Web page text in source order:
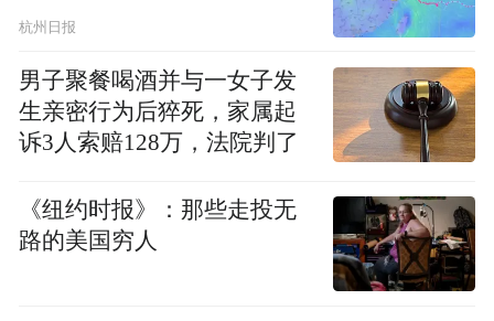
制天然气项目）。
对此，九丰能源回应表示，投资测算未考虑
部分系统模块拟采用“BOT/BOO外包”模式对
项目投资额的影响；成本预测充分考虑了未
来价格上涨因素，取值较为保守；收入预测
充分考虑了气价下行风险，取值合理偏保
守。综合来看，项目效益指标测算整体秉持
杭州日报
男子聚餐喝酒并与一女子发
生亲密行为后猝死，家属起
诉3人索赔128万，法院判了
《纽约时报》：那些走投无
路的美国穷人